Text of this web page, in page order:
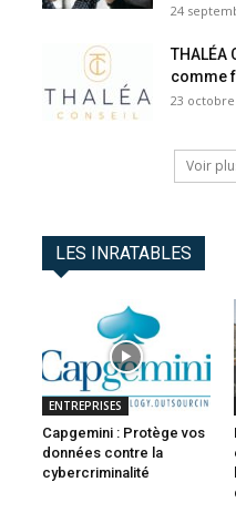
24
THALÉA
comme
23 octobre
Voir
LES INRATABLES
ENTREPRISES
Capgemini : Protège vos
données contre la
cybercriminalité